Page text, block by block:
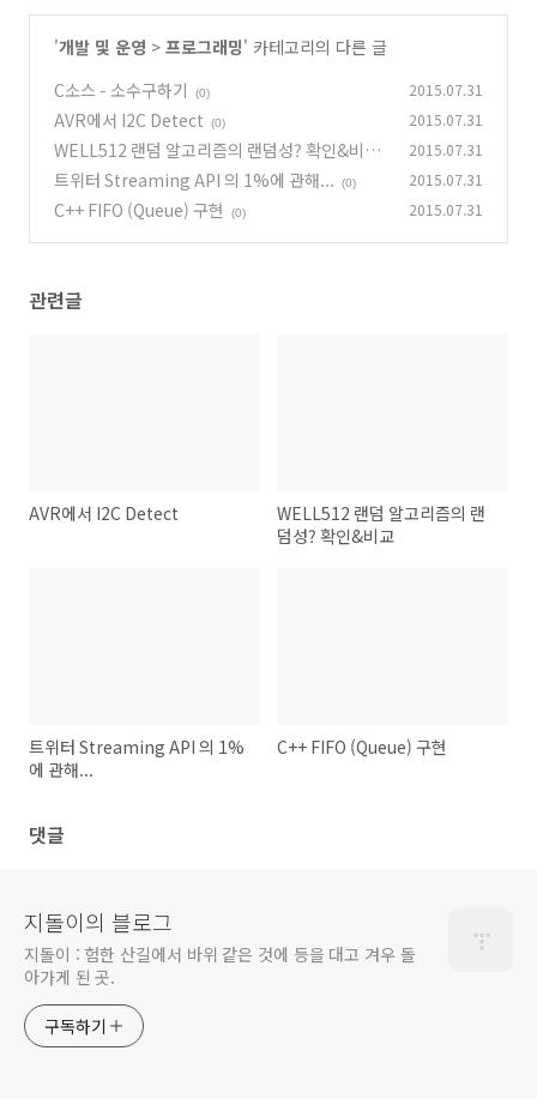
'개발 및 운영 > 프로그래밍' 카테고리의 다른 글
C소스 - 소수구하기
(0) 2015.07.31
AVR에서 I2C Detect (0) 2015.07.31
WELL512 랜덤 알고리즘의 랜덤성? 확인&비교
(0)
2015.07.31
트위터 Streaming API 의 1%에 관해... (0) 2015.07.31
C++ FIFO (Queue) 구현 (0) 2015.07.31
관련글
AVR에서 I2C Detect
WELL512 랜덤 알고리즘의 랜
덤성? 확인&비교
트위터 Streaming API 의 1%
에 관해...
C++ FIFO (Queue) 구현
댓글
지돌이의 블로그
지돌이 : 험한 산길에서 바위 같은 것에 등을 대고 겨우 돌
아가게 된 곳.
구독하기